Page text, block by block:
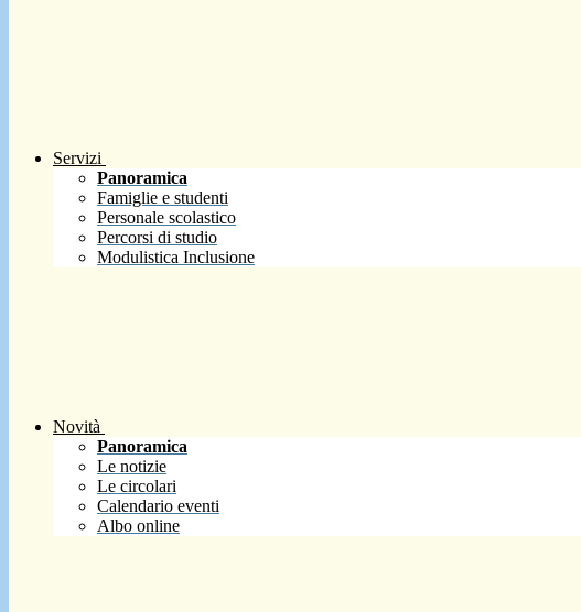
Servizi
Panoramica
Famiglie e studenti
Personale scolastico
Percorsi di studio
Modulistica Inclusione
Novità
Panoramica
Le notizie
Le circolari
Calendario eventi
Albo online